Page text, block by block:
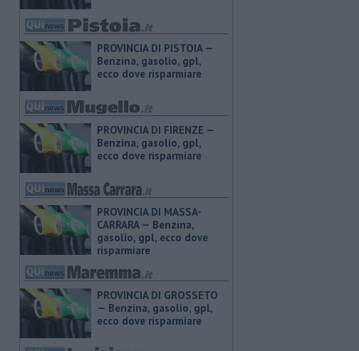
PROVINCIA DI PISTOIA — ​
Benzina, gasolio, gpl,
ecco dove risparmiare
PROVINCIA DI FIRENZE — ​
Benzina, gasolio, gpl,
ecco dove risparmiare
PROVINCIA DI MASSA-
CARRARA — ​Benzina,
gasolio, gpl, ecco dove
risparmiare
PROVINCIA DI GROSSETO
— ​Benzina, gasolio, gpl,
ecco dove risparmiare